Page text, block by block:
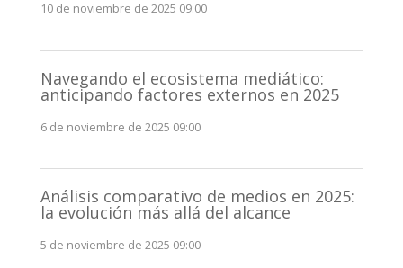
10 de noviembre de 2025 09:00
Navegando el ecosistema mediático:
anticipando factores externos en 2025
6 de noviembre de 2025 09:00
Análisis comparativo de medios en 2025:
la evolución más allá del alcance
5 de noviembre de 2025 09:00